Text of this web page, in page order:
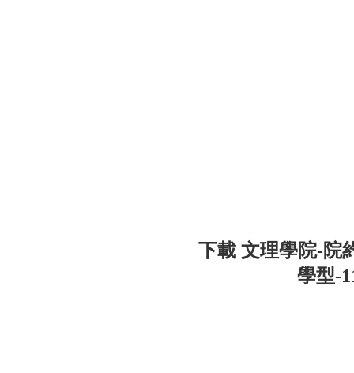
下載 文理學院-院
學型-